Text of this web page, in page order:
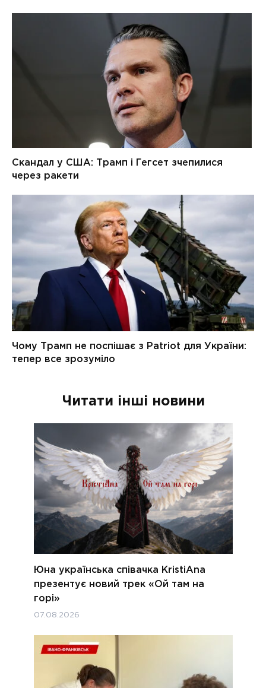
Читати інші новини
Юна українська співачка KristiAna
презентує новий трек «Ой там на
горі»
07.08.2026